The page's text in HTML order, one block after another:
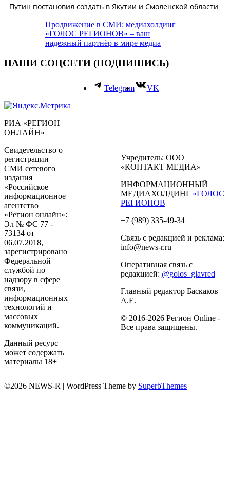
Продвижение в СМИ: медиахолдинг
«ГОЛОС РЕГИОНОВ» – ваш
надежный партнёр в мире медиа
НАШИ СОЦСЕТИ (ПОДПИШИСЬ)
Telegram VK
РИА «РЕГИОН
ОНЛАЙН»
Свидетельство о
регистрации
СМИ сетевого
издания
«Российское
информационное
агентство
«Регион онлайн»:
Эл № ФС 77 -
73134 от
06.07.2018,
зарегистрировано
Федеральной
службой по
надзору в сфере
связи,
информационных
технологий и
массовых
коммуникаций.
Данный ресурс
может содержать
материалы 18+
Учредитель: ООО
«КОНТАКТ МЕДИА»
ИНФОРМАЦИОННЫЙ
МЕДИАХОЛДИНГ «ГОЛОС
РЕГИОНОВ
+7 (989) 335-49-34
Связь с редакцией и реклама:
info@news-r.ru
Оперативная связь с
редакцией: @golos_glavred
Главный редактор Баскаков
А.Е.
© 2016-2026 Регион Online -
Все права защищены.
©2026 NEWS-R | WordPress Theme by SuperbThemes